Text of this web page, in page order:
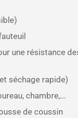
une résistance
séchage rapide)
chambre,...
de coussin